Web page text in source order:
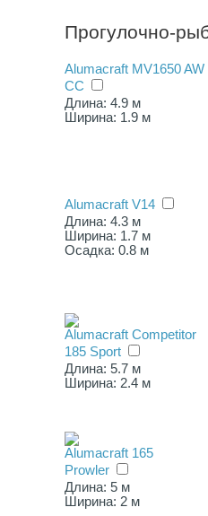
Прогулочно-
Alumacraft MV1650 AW
СС
Длина: 4.9 м
Ширина: 1.9 м
Alumacraft V14
Длина: 4.3 м
Ширина: 1.7 м
Осадка: 0.8 м
Alumacraft Competitor
185 Sport
Длина: 5.7 м
Ширина: 2.4 м
Alumacraft 165
Prowler
Длина: 5 м
Ширина: 2 м